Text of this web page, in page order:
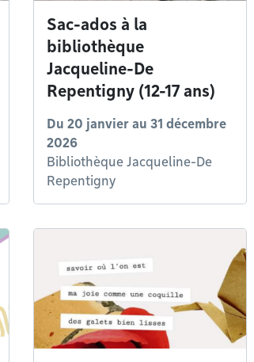
Sac-ados à la
bibliothèque
Jacqueline-De
Repentigny (12-17 ans)
Du 20 janvier au 31 décembre
2026
Bibliothèque Jacqueline-De
Repentigny